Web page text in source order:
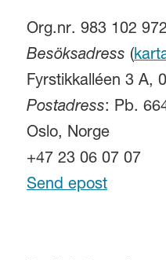
Org.nr. 983 102 972
Besöksadress (
Fyrstikkalléen 3 A,
Postadress: Pb.
Oslo, Norge
+47 23 06 07 07
Send epost